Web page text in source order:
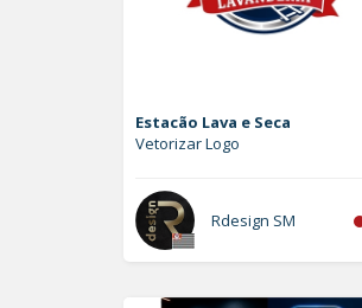
Estacão Lava e Seca
Vetorizar Logo
Rdesign SM